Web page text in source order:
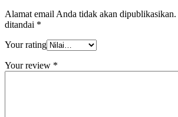
Alamat email Anda tidak akan dipublikasikan.
ditandai *
Your rating
Your review *